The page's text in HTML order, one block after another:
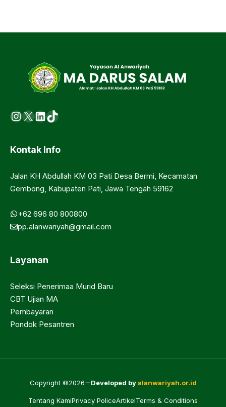
Instagram
X LinkedIn
https://www.tiktok.com/
Kontak Info
Jalan KH Abdullah KM 03 Pati Desa Bermi, Kecamatan
Gembong, Kabupaten Pati, Jawa Tengah 59162
+62 696 80 800800
pp.alanwariyah@gmail.com
Layanan
Seleksi Penerimaa Murid Baru
CBT Ujian MA
Pembayaran
Pondok Pesantren
Copyright ©2026 Developed byalanwariyah.or.id
Tentang KamiPrivacy PoliceArtikelTerms & Conditions